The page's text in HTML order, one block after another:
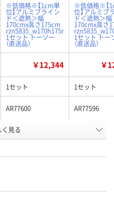
※低価格※【1cm単
位】アルミブライン
ド＜遮熱＞幅
170cmx高さ175cm
rzn5835_w170h175r
1セット トーソー
（直送品）
※低価格※【
位】アルミブ
ド＜遮熱＞幅
170cmx高さ
1セット トー
（直送品）
￥12,344 ￥
1セット 1セット
AR77600 AR77596
直送品
見る